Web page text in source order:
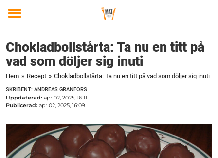
Toggle
Chokladbollstårta: Ta nu en titt på
vad som döljer sig inuti
Hem » Recept » Chokladbollstårta: Ta nu en titt på vad som döljer sig inuti
SKRIBENT: ANDREAS GRANFORS
Uppdaterad: apr 02, 2025, 16:11
Publicerad: apr 02, 2025, 16:09